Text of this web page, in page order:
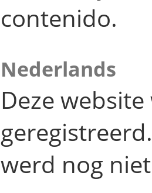
contenido.
Nederlands
Deze
werd nog